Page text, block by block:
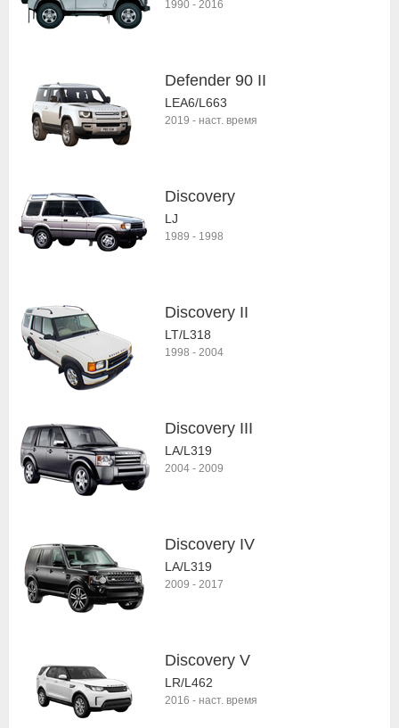
1990 - 2016
Defender 90 II
LEA6/L663
2019 - наст. время
Discovery
LJ
1989 - 1998
Discovery II
LT/L318
1998 - 2004
Discovery III
LA/L319
2004 - 2009
Discovery IV
LA/L319
2009 - 2017
Discovery V
LR/L462
2016 - наст. время